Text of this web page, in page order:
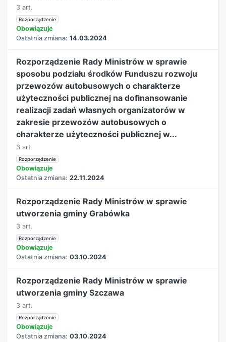
3 art.
Rozporządzenie
Obowiązuje
Ostatnia zmiana: 14.03.2024
Rozporządzenie Rady Ministrów w sprawie
sposobu podziału środków Funduszu rozwoju
przewozów autobusowych o charakterze
użyteczności publicznej na dofinansowanie
realizacji zadań własnych organizatorów w
zakresie przewozów autobusowych o
charakterze użyteczności publicznej w...
3 art.
Rozporządzenie
Obowiązuje
Ostatnia zmiana: 22.11.2024
Rozporządzenie Rady Ministrów w sprawie
utworzenia gminy Grabówka
3 art.
Rozporządzenie
Obowiązuje
Ostatnia zmiana: 03.10.2024
Rozporządzenie Rady Ministrów w sprawie
utworzenia gminy Szczawa
3 art.
Rozporządzenie
Obowiązuje
Ostatnia zmiana: 03.10.2024